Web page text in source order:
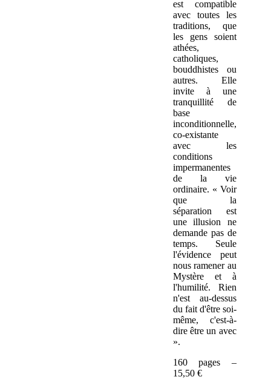
est compatible
avec toutes les
traditions, que
les gens soient
athées,
catholiques,
bouddhistes ou
autres. Elle
invite à une
tranquillité de
base
inconditionnelle,
co-existante
avec les
conditions
impermanentes
de la vie
ordinaire. « Voir
que la
séparation est
une illusion ne
demande pas de
temps. Seule
l'évidence peut
nous ramener au
Mystère et à
l'humilité. Rien
n'est au-dessus
du fait d'être soi-
même, c'est-à-
dire être un avec
».
160 pages –
15,50 €